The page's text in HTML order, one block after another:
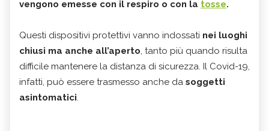
vengono emesse con il respiro o con la tosse.
Questi dispositivi protettivi vanno indossati nei luoghi
chiusi ma anche all’aperto, tanto più quando risulta
difficile mantenere la distanza di sicurezza. Il Covid-19,
infatti, può essere trasmesso anche da soggetti
asintomatici.